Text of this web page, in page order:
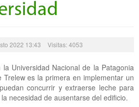
2022 13:43 Visitas: 4053
Universidad Nacional de la Patagonia
es la primera en implementar un
concurrir y extraerse leche para
necesidad de ausentarse del edificio.